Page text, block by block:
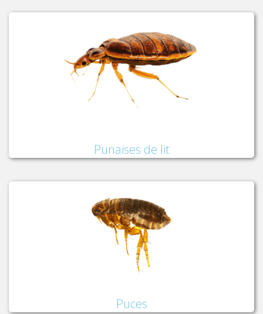
Punaises de lit
Puces